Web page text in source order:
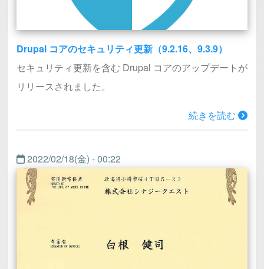
Drupal コアのセキュリティ更新（9.2.16、9.3.9）
セキュリティ更新を含む Drupal コアのアップデートが
リリースされました。
続きを読む
2022/02/18(金) - 00:22